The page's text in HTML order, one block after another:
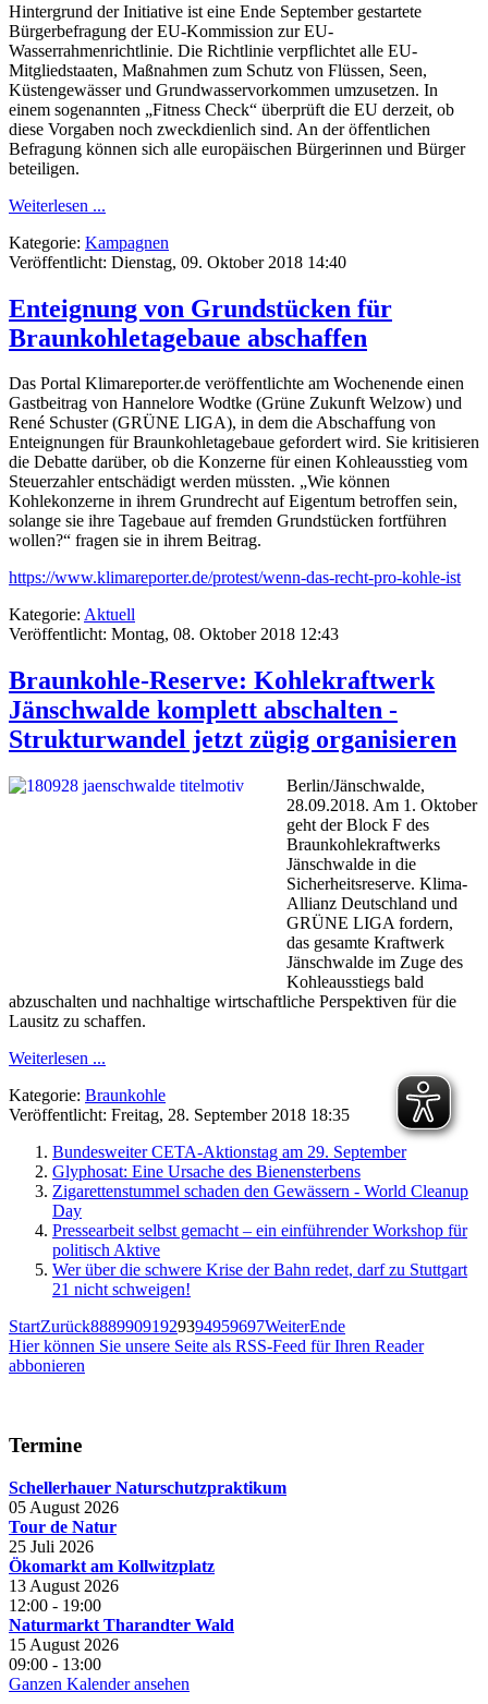
Hintergrund der Initiative ist eine Ende September gestartete
Bürgerbefragung der EU-Kommission zur EU-
Wasserrahmenrichtlinie. Die Richtlinie verpflichtet alle EU-
Mitgliedstaaten, Maßnahmen zum Schutz von Flüssen, Seen,
Küstengewässer und Grundwasservorkommen umzusetzen. In
einem sogenannten „Fitness Check“ überprüft die EU derzeit, ob
diese Vorgaben noch zweckdienlich sind. An der öffentlichen
Befragung können sich alle europäischen Bürgerinnen und Bürger
beteiligen.
Weiterlesen ...
Kategorie: Kampagnen
Veröffentlicht: Dienstag, 09. Oktober 2018 14:40
Enteignung von Grundstücken für
Braunkohletagebaue abschaffen
Das Portal Klimareporter.de veröffentlichte am Wochenende einen
Gastbeitrag von Hannelore Wodtke (Grüne Zukunft Welzow) und
René Schuster (GRÜNE LIGA), in dem die Abschaffung von
Enteignungen für Braunkohletagebaue gefordert wird. Sie kritisieren
die Debatte darüber, ob die Konzerne für einen Kohleausstieg vom
Steuerzahler entschädigt werden müssten. „Wie können
Kohlekonzerne in ihrem Grundrecht auf Eigentum betroffen sein,
solange sie ihre Tagebaue auf fremden Grundstücken fortführen
wollen?“ fragen sie in ihrem Beitrag.
https://www.klimareporter.de/protest/wenn-das-recht-pro-kohle-ist
Kategorie: Aktuell
Veröffentlicht: Montag, 08. Oktober 2018 12:43
Braunkohle-Reserve: Kohlekraftwerk
Jänschwalde komplett abschalten -
Strukturwandel jetzt zügig organisieren
Berlin/Jänschwalde,
28.09.2018. Am 1. Oktober
geht der Block F des
Braunkohlekraftwerks
Jänschwalde in die
Sicherheitsreserve. Klima-
Allianz Deutschland und
GRÜNE LIGA fordern,
das gesamte Kraftwerk
Jänschwalde im Zuge des
Kohleausstiegs bald
abzuschalten und nachhaltige wirtschaftliche Perspektiven für die
Lausitz zu schaffen.
Weiterlesen ...
Kategorie: Braunkohle
Veröffentlicht: Freitag, 28. September 2018 18:35
Bundesweiter CETA-Aktionstag am 29. September
Glyphosat: Eine Ursache des Bienensterbens
Zigarettenstummel schaden den Gewässern - World Cleanup
Day
Pressearbeit selbst gemacht – ein einführender Workshop für
politisch Aktive
Wer über die schwere Krise der Bahn redet, darf zu Stuttgart
21 nicht schweigen!
StartZurück88899091929394959697WeiterEnde
Hier können Sie unsere Seite als RSS-Feed für Ihren Reader
abbonieren
Termine
Schellerhauer Naturschutzpraktikum
05 August 2026
Tour de Natur
25 Juli 2026
Ökomarkt am Kollwitzplatz
13 August 2026
12:00 - 19:00
Naturmarkt Tharandter Wald
15 August 2026
09:00 - 13:00
Ganzen Kalender ansehen